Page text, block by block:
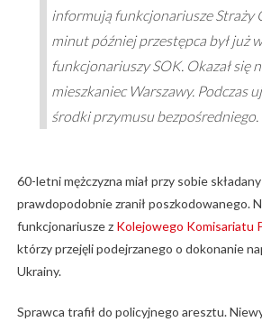
informują funkcjonariusze Straży
minut później przestępca był już
funkcjonariuszy SOK. Okazał się
mieszkaniec Warszawy. Podczas
środki przymusu bezpośredniego.
60-letni mężczyzna miał przy sobie
prawdopodobnie zranił poszkodowanego.
funkcjonariusze z Kolejowego Komisariatu
którzy przejęli podejrzanego o dokonanie
Ukrainy.
Sprawca trafił do policyjnego aresztu.